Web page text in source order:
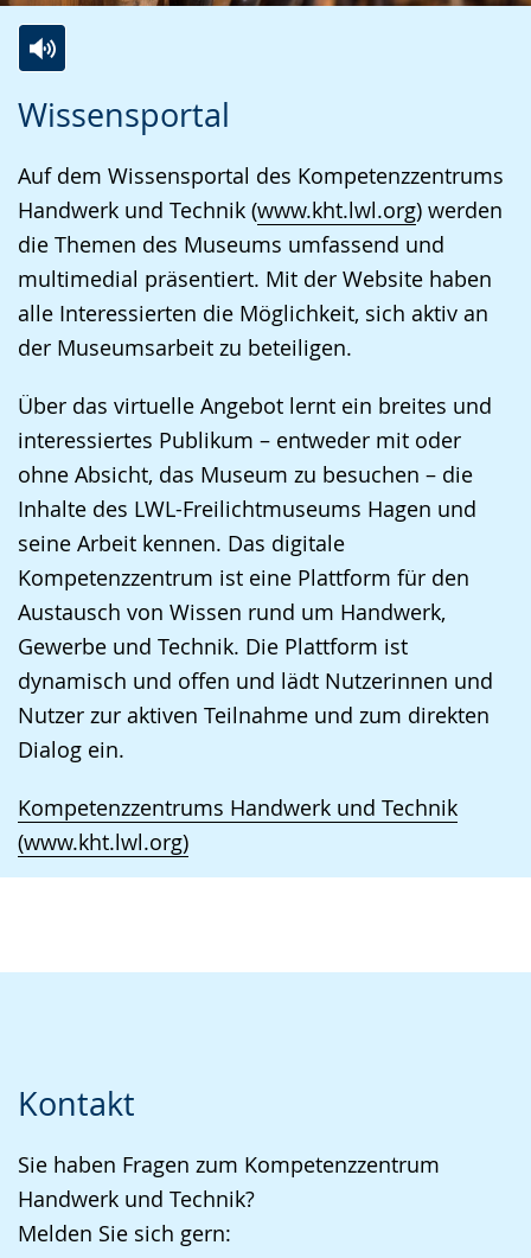
Wissensportal
Auf dem Wissensportal des Kompetenzzentrums
Handwerk und Technik (www.kht.lwl.org) werden
die Themen des Museums umfassend und
multimedial präsentiert. Mit der Website haben
alle Interessierten die Möglichkeit, sich aktiv an
der Museumsarbeit zu beteiligen.
Über das virtuelle Angebot lernt ein breites und
interessiertes Publikum – entweder mit oder
ohne Absicht, das Museum zu besuchen – die
Inhalte des LWL-Freilichtmuseums Hagen und
seine Arbeit kennen. Das digitale
Kompetenzzentrum ist eine Plattform für den
Austausch von Wissen rund um Handwerk,
Gewerbe und Technik. Die Plattform ist
dynamisch und offen und lädt Nutzerinnen und
Nutzer zur aktiven Teilnahme und zum direkten
Dialog ein.
Kompetenzzentrums Handwerk und Technik
(www.kht.lwl.org)
Leichten
wechseln.
Audio-
Video
Deutscher
Gebärdensprache
wird
angezeigt.
Kontakt
Sie haben Fragen zum Kompetenzzentrum
Handwerk und Technik?
Melden Sie sich gern: